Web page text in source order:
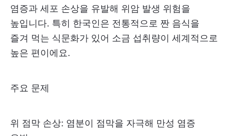
염증과 세포 손상을 유발해 위암 발생 위험을
높입니다. 특히 한국인은 전통적으로 짠 음식을
즐겨 먹는 식문화가 있어 소금 섭취량이 세계적으로
높은 편이에요.
주요 문제
위 점막 손상: 염분이 점막을 자극해 만성 염증